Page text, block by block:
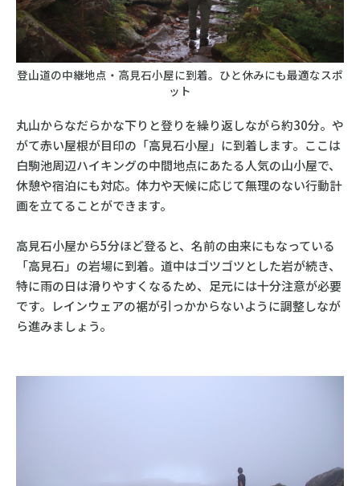
登山道の中継地点・高見石小屋に到着。ひと休みにも最適なスポ
ット
丸山からなだらかな下りと登りを繰り返しながら約30分。や
がて赤い屋根が目印の「高見石小屋」に到着します。ここは
白駒池周辺ハイキングの中間地点にあたる人気の山小屋で、
休憩や宿泊にも対応。体力や天候に応じて無理のない行動計
画を立てることができます。
高見石小屋から5分ほど登ると、名前の由来にもなっている
「高見石」の岩場に到着。道中はゴツゴツとした岩が続き、
特に雨の日は滑りやすくなるため、足元には十分注意が必要
です。レインウェアの裾が引っかからないように調整しなが
ら進みましょう。